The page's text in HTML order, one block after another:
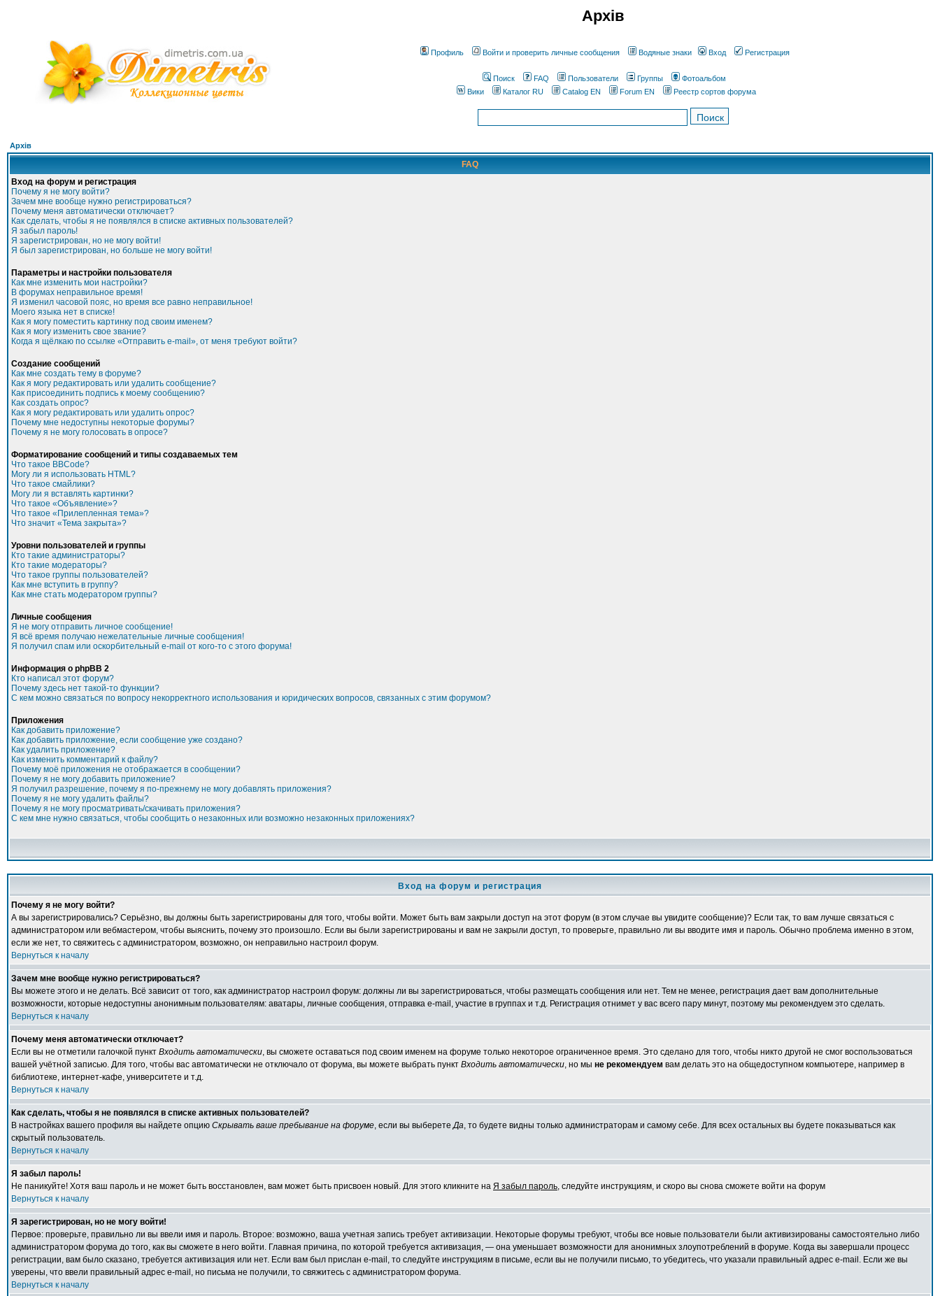
Архів
Профиль Войти и проверить личные сообщения Водяные знаки Вход Регистрация
Поиск FAQ Пользователи Группы
Фотоальбом
Вики
Каталог RU Catalog EN Forum EN Реестр сортов форума
Архів
FAQ
Вход на форум и регистрация
Почему я не могу войти?
Зачем мне вообще нужно регистрироваться?
Почему меня автоматически отключает?
Как сделать, чтобы я не появлялся в списке активных пользователей?
Я забыл пароль!
Я зарегистрирован, но не могу войти!
Я был зарегистрирован, но больше не могу войти!
Параметры и настройки пользователя
Как мне изменить мои настройки?
В форумах неправильное время!
Я изменил часовой пояс, но время все равно неправильное!
Моего языка нет в списке!
Как я могу поместить картинку под своим именем?
Как я могу изменить свое звание?
Когда я щёлкаю по ссылке «Отправить e-mail», от меня требуют войти?
Создание сообщений
Как мне создать тему в форуме?
Как я могу редактировать или удалить сообщение?
Как присоединить подпись к моему сообщению?
Как создать опрос?
Как я могу редактировать или удалить опрос?
Почему мне недоступны некоторые форумы?
Почему я не могу голосовать в опросе?
Форматирование сообщений и типы создаваемых тем
Что такое BBCode?
Могу ли я использовать HTML?
Что такое смайлики?
Могу ли я вставлять картинки?
Что такое «Объявление»?
Что такое «Прилепленная тема»?
Что значит «Тема закрыта»?
Уровни пользователей и группы
Кто такие администраторы?
Кто такие модераторы?
Что такое группы пользователей?
Как мне вступить в группу?
Как мне стать модератором группы?
Личные сообщения
Я не могу отправить личное сообщение!
Я всё время получаю нежелательные личные сообщения!
Я получил спам или оскорбительный e-mail от кого-то с этого форума!
Информация о phpBB 2
Кто написал этот форум?
Почему здесь нет такой-то функции?
С кем можно связаться по вопросу некорректного использования и юридических вопросов, связанных с этим форумом?
Приложения
Как добавить приложение?
Как добавить приложение, если сообщение уже создано?
Как удалить приложение?
Как изменить комментарий к файлу?
Почему моё приложения не отображается в сообщении?
Почему я не могу добавить приложение?
Я получил разрешение, почему я по-прежнему не могу добавлять приложения?
Почему я не могу удалить файлы?
Почему я не могу просматривать/скачивать приложения?
С кем мне нужно связаться, чтобы сообщить о незаконных или возможно незаконных приложениях?
Вход на форум и регистрация
Почему я не могу войти?
А вы зарегистрировались? Серьёзно, вы должны быть зарегистрированы для того, чтобы войти. Может быть вам закрыли доступ на этот форум (в этом случае вы увидите сообщение)? Если так, то вам лучше связаться с
администратором или вебмастером, чтобы выяснить, почему это произошло. Если вы были зарегистрированы и вам не закрыли доступ, то проверьте, правильно ли вы вводите имя и пароль. Обычно проблема именно в этом,
если же нет, то свяжитесь с администратором, возможно, он неправильно настроил форум.
Вернуться к началу
Зачем мне вообще нужно регистрироваться?
Вы можете этого и не делать. Всё зависит от того, как администратор настроил форум: должны ли вы зарегистрироваться, чтобы размещать сообщения или нет. Тем не менее, регистрация дает вам дополнительные
возможности, которые недоступны анонимным пользователям: аватары, личные сообщения, отправка e-mail, участие в группах и т.д. Регистрация отнимет у вас всего пару минут, поэтому мы рекомендуем это сделать.
Вернуться к началу
Почему меня автоматически отключает?
Если вы не отметили галочкой пункт Входить автоматически, вы сможете оставаться под своим именем на форуме только некоторое ограниченное время. Это сделано для того, чтобы никто другой не смог воспользоваться
вашей учётной записью. Для того, чтобы вас автоматически не отключало от форума, вы можете выбрать пункт Входить автоматически, но мы не рекомендуем вам делать это на общедоступном компьютере, например в
библиотеке, интернет-кафе, университете и т.д.
Вернуться к началу
Как сделать, чтобы я не появлялся в списке активных пользователей?
В настройках вашего профиля вы найдете опцию Скрывать ваше пребывание на форуме, если вы выберетеДа, то будете видны только администраторам и самому себе. Для всех остальных вы будете показываться как
скрытый пользователь.
Вернуться к началу
Я забыл пароль!
Не паникуйте! Хотя ваш пароль и не может быть восстановлен, вам может быть присвоен новый. Для этого кликните на Я забыл пароль, следуйте инструкциям, и скоро вы снова сможете войти на форум
Вернуться к началу
Я зарегистрирован, но не могу войти!
Первое: проверьте, правильно ли вы ввели имя и пароль. Второе: возможно, ваша учетная запись требует активизации. Некоторые форумы требуют, чтобы все новые пользователи были активизированы самостоятельно либо
администратором форума до того, как вы сможете в него войти. Главная причина, по которой требуется активизация, — она уменьшает возможности для анонимных злоупотреблений в форуме. Когда вы завершали процесс
регистрации, вам было сказано, требуется активизация или нет. Если вам был прислан e-mail, то следуйте инструкциям в письме, если вы не получили письмо, то убедитесь, что указали правильный адрес e-mail. Если же вы
уверены, что ввели правильный адрес e-mail, но письма не получили, то свяжитесь с администратором форума.
Вернуться к началу